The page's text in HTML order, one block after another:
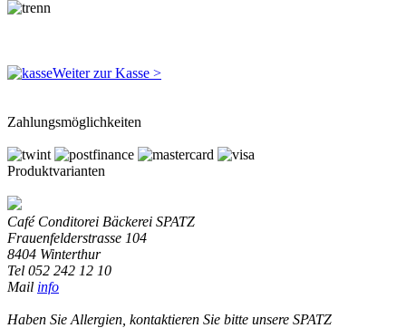
Weiter zur Kasse >
Zahlungsmöglichkeiten
Produktvarianten
Café Conditorei Bäckerei SPATZ
Frauenfelderstrasse 104
8404 Winterthur
Tel 052 242 12 10
Mail info
Haben Sie Allergien, kontaktieren Sie bitte unsere SPATZ